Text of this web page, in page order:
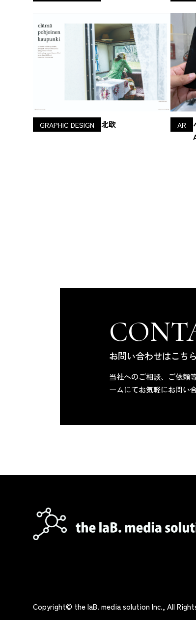
GRAPHIC DESIGN 北欧 AR
お問い合わせはこちら
当社へのご相談、ご依頼
ームにてお気軽にお問い
Copyright© the laB. media solution Inc., All